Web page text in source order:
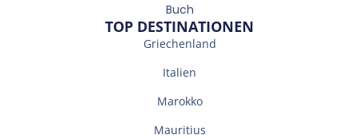
Buch
TOP DESTINATIONEN
Griechenland
Italien
Marokko
Mauritius